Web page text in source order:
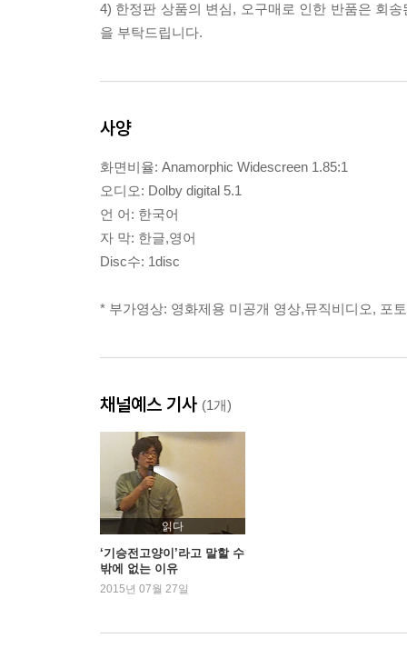
4) 한정판 상품의 변심, 오구매로 인한 반품은 회
을 부탁드립니다.
사양
화면비율: Anamorphic Widescreen 1.85:1
오디오: Dolby digital 5.1
언 어: 한국어
자 막: 한글,영어
Disc수: 1disc
* 부가영상: 영화제용 미공개 영상,뮤직비디오, 포
채널예스 기사 (1개)
읽다
‘기승전고양이’라고 말할 수
밖에 없는 이유
2015년 07월 27일